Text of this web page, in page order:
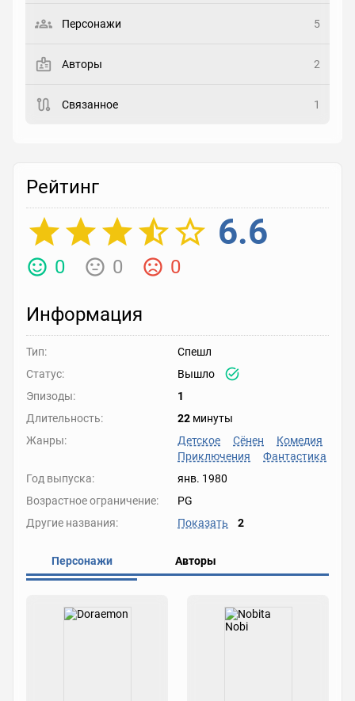
Рейтинг
Выберите реакцию
Персонажи 5
Авторы 2
Связанное 1
Рейтинг
6.6
0 0 0
Информация
Тип:
Спешл
Статус:
Вышло
Эпизоды:
1
Длительность:
22 минуты
Жанры:
Детское Сёнен
Комедия
Приключения
Фантастика
Год выпуска:
янв. 1980
Возрастное ограничение:
PG
Другие названия:
Показать 2
Персонажи Авторы